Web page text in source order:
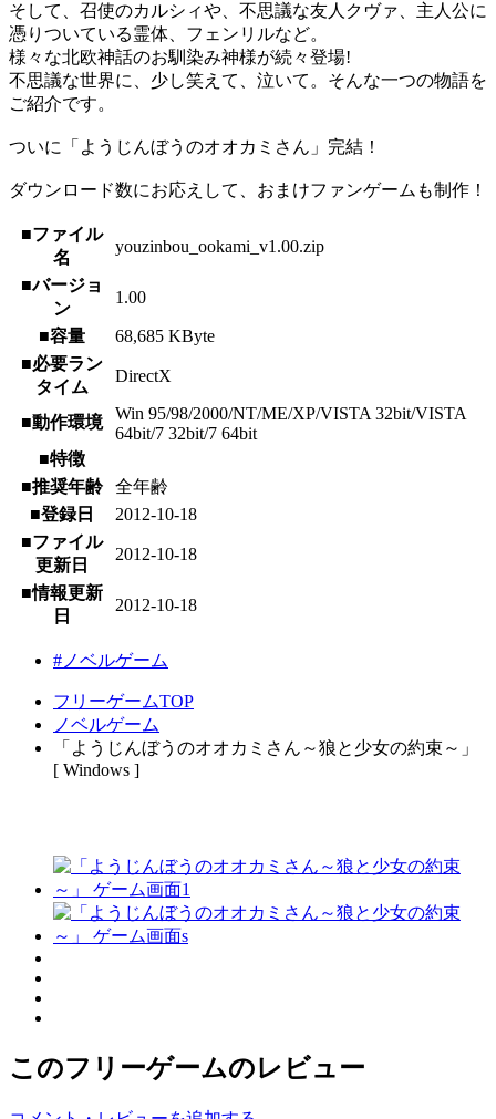
そして、召使のカルシィや、不思議な友人クヴァ、主人公に
憑りついている霊体、フェンリルなど。
様々な北欧神話のお馴染み神様が続々登場!
不思議な世界に、少し笑えて、泣いて。そんな一つの物語を
ご紹介です。
ついに「ようじんぼうのオオカミさん」完結！
ダウンロード数にお応えして、おまけファンゲームも制作！
■ファイル
名
youzinbou_ookami_v1.00.zip
■バージョ
ン
1.00
■容量
68,685 KByte
■必要ラン
タイム
DirectX
■動作環境
Win 95/98/2000/NT/ME/XP/VISTA 32bit/VISTA
64bit/7 32bit/7 64bit
■特徴
■推奨年齢
全年齢
■登録日
2012-10-18
■ファイル
更新日
2012-10-18
■情報更新
日
2012-10-18
#ノベルゲーム
フリーゲームTOP
ノベルゲーム
「ようじんぼうのオオカミさん～狼と少女の約束～」
[ Windows ]
このフリーゲームのレビュー